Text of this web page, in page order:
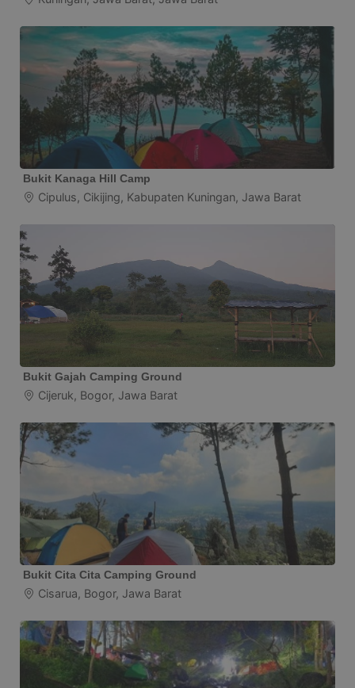
Bukit Kanaga Hill Camp
Cipulus, Cikijing, Kabupaten Kuningan, Jawa Barat
Bukit Gajah Camping Ground
Cijeruk, Bogor, Jawa Barat
Bukit Cita Cita Camping Ground
Cisarua, Bogor, Jawa Barat